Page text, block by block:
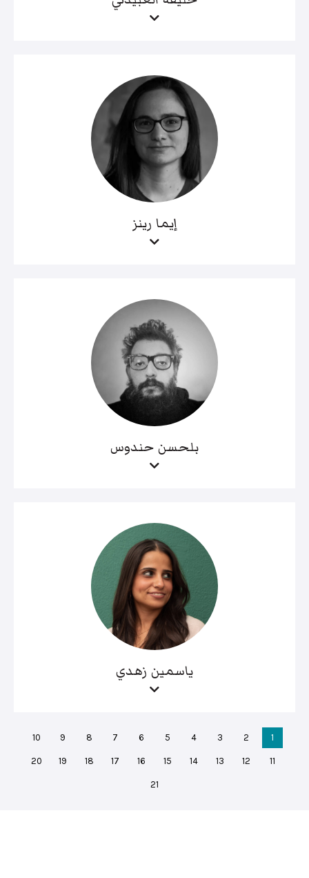
إيما رينز
بلحسن حندوس
ياسمين زهدي
1
2
3
4
5
6
7
8
9
10
11
12
13
14
15
16
17
18
19
20
21